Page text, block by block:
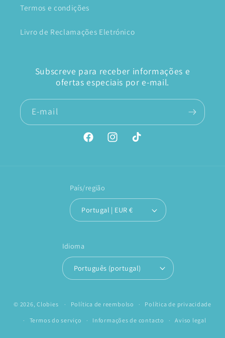
Termos e condições
Livro de Reclamações Eletrónico
Subscreve para receber informações e
ofertas especiais por e-mail.
E-mail
FacebookInstagramTikTok
País/região
Portugal | EUR €
Idioma
Português (portugal)
© 2026,Clobies Política de reembolso Política de privacidade
Termos do serviço Informações de contacto Aviso legal